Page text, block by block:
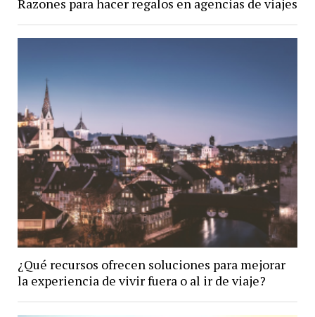
Razones para hacer regalos en agencias de viajes
¿Qué recursos ofrecen soluciones para mejorar
la experiencia de vivir fuera o al ir de viaje?